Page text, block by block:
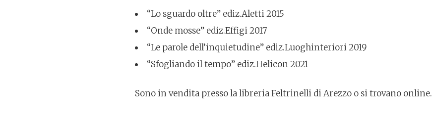
“Lo sguardo oltre” ediz.Aletti 2015
“Onde mosse” ediz.Effigi 2017
“Le parole dell’inquietudine” ediz.Luoghinteriori 2019
“Sfogliando il tempo” ediz.Helicon 2021
Sono in vendita presso la libreria Feltrinelli di Arezzo o si trovano online.